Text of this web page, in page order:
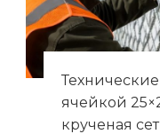
ячейкой
крученая